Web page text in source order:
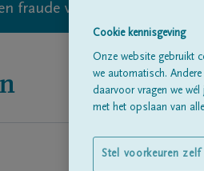
fraude vallen echter nooit
Cookie kennisgeving
Onze website gebruikt
we automatisch.
daarvoor vragen we
met het opslaan van
Stel voorkeuren zelf